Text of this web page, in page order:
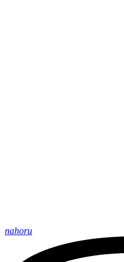
nahoru